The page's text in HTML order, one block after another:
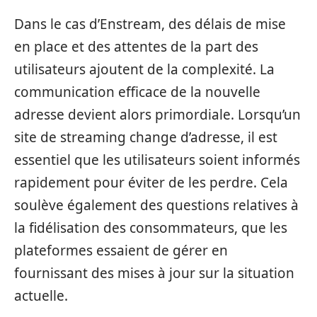
Dans le cas d’Enstream, des délais de mise
en place et des attentes de la part des
utilisateurs ajoutent de la complexité. La
communication efficace de la nouvelle
adresse devient alors primordiale. Lorsqu’un
site de streaming change d’adresse, il est
essentiel que les utilisateurs soient informés
rapidement pour éviter de les perdre. Cela
soulève également des questions relatives à
la fidélisation des consommateurs, que les
plateformes essaient de gérer en
fournissant des mises à jour sur la situation
actuelle.